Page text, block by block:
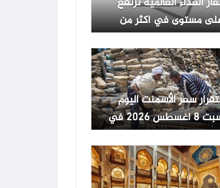
مستوى في أكثر من
سنوات
سعر الأسمنت اليوم
السبت 8 أغسطس 2026 في